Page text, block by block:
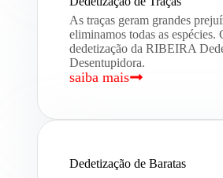
As traças geram grandes
eliminamos todas as espécies.
dedetização da RIBEIRA
Desentupidora.
saiba mais
Dedetização de Baratas